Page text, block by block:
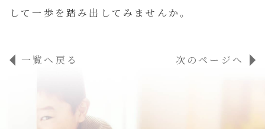
して一歩を踏み出してみませんか。
一覧へ戻る 次のページへ